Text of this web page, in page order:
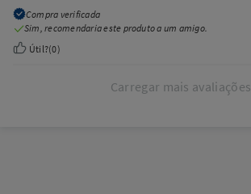
Compra verificada
Sim, recomendaria este produto a um amigo.
Útil?(0)
Carregar mais avaliações